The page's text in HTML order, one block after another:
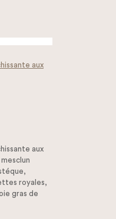
aux
aux
royales,
gras de